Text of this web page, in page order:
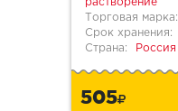
растворение
Торговая марка:
Срок хранения:
Страна:
Россия
505